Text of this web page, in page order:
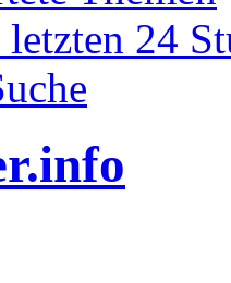
24